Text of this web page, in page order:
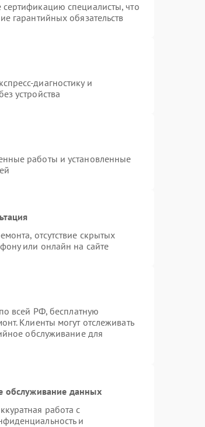
специалисты, что
гарантийных обязательств
диагностику и
устройства
работы и установленные
отсутствие скрытых
или онлайн на сайте
всей РФ, бесплатную
Клиенты могут отслеживать
обслуживание для
обслуживание данных
работа с
и